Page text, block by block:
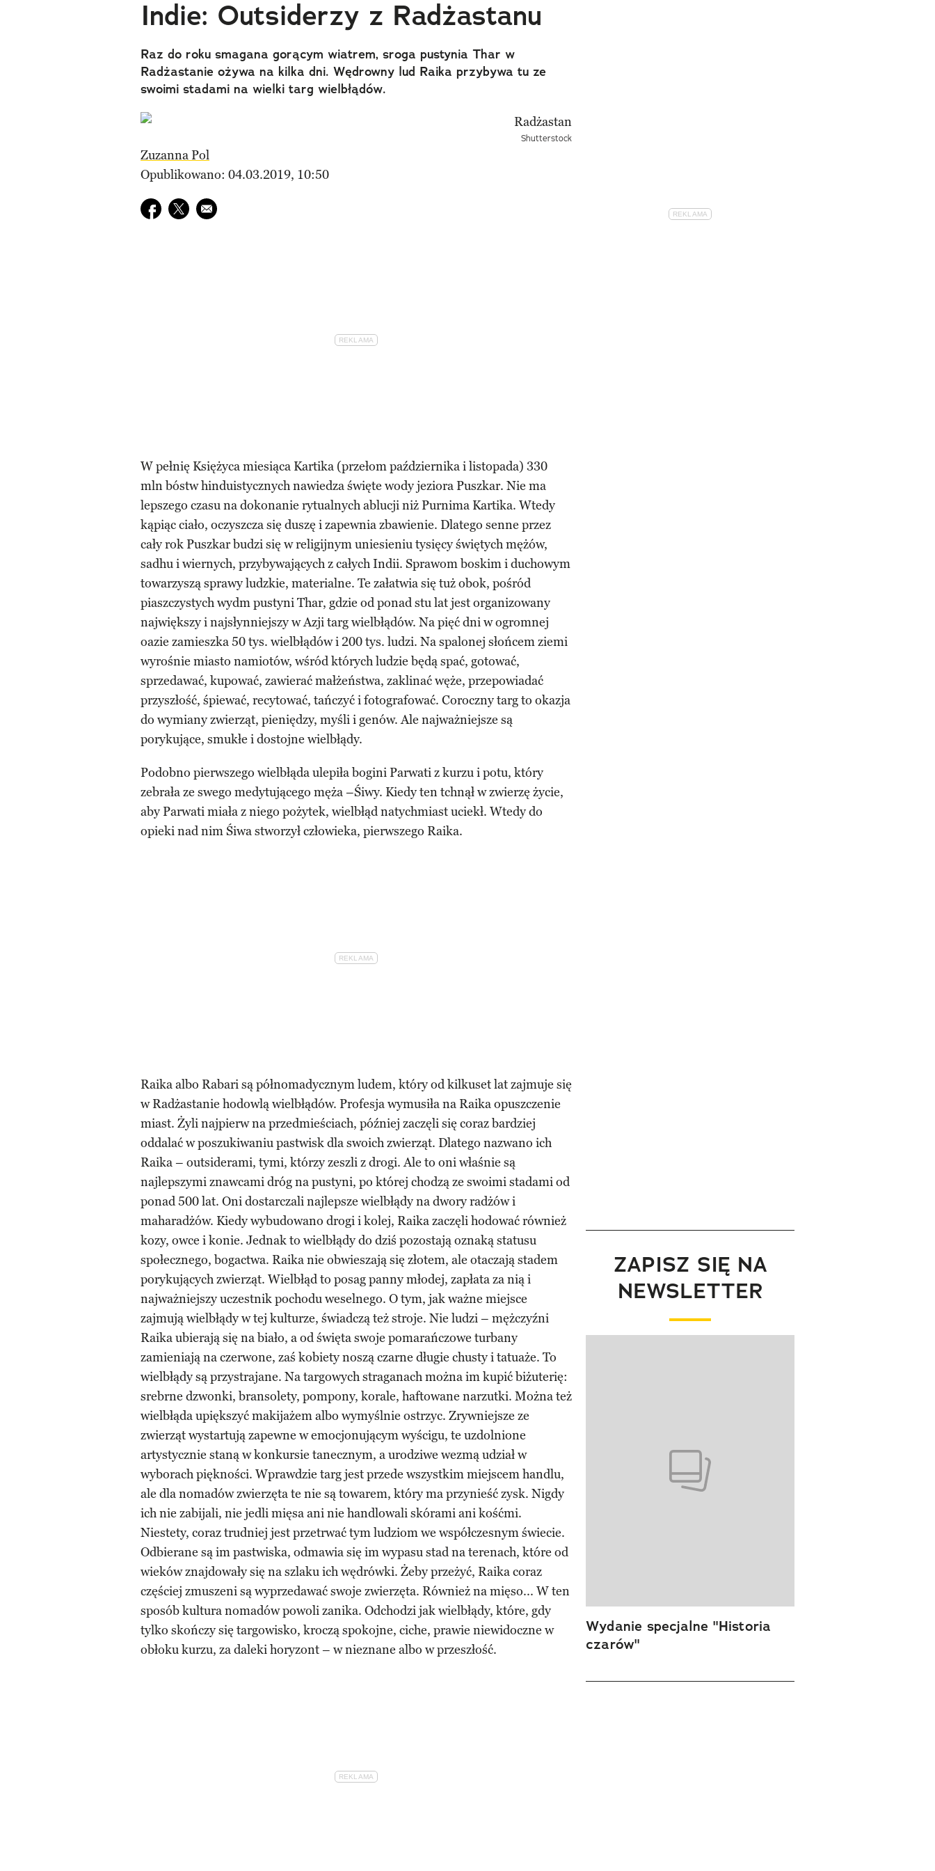
Indie: Outsiderzy z Radżastanu
Raz do roku smagana gorącym wiatrem, sroga pustynia Thar w
Radżastanie ożywa na kilka dni. Wędrowny lud Raika przybywa tu ze
swoimi stadami na wielki targ wielbłądów.
Shutterstock
Zuzanna Pol
Opublikowano: 04.03.2019, 10:50
Udostępnij na facebook
Udostępnij na twitter
E-mail do przyjaciela
W pełnię Księżyca miesiąca Kartika (przełom października i listopada) 330
mln bóstw hinduistycznych nawiedza święte wody jeziora Puszkar. Nie ma
lepszego czasu na dokonanie rytualnych ablucji niż Purnima Kartika. Wtedy
kąpiąc ciało, oczyszcza się duszę i zapewnia zbawienie. Dlatego senne przez
cały rok Puszkar budzi się w religijnym uniesieniu tysięcy świętych mężów,
sadhu i wiernych, przybywających z całych Indii. Sprawom boskim i duchowym
towarzyszą sprawy ludzkie, materialne. Te załatwia się tuż obok, pośród
piaszczystych wydm pustyni Thar, gdzie od ponad stu lat jest organizowany
największy i najsłynniejszy w Azji targ wielbłądów. Na pięć dni w ogromnej
oazie zamieszka 50 tys. wielbłądów i 200 tys. ludzi. Na spalonej słońcem ziemi
wyrośnie miasto namiotów, wśród których ludzie będą spać, gotować,
sprzedawać, kupować, zawierać małżeństwa, zaklinać węże, przepowiadać
przyszłość, śpiewać, recytować, tańczyć i fotografować. Coroczny targ to okazja
do wymiany zwierząt, pieniędzy, myśli i genów. Ale najważniejsze są
porykujące, smukłe i dostojne wielbłądy.
Podobno pierwszego wielbłąda ulepiła bogini Parwati z kurzu i potu, który
zebrała ze swego medytującego męża –Śiwy. Kiedy ten tchnął w zwierzę życie,
aby Parwati miała z niego pożytek, wielbłąd natychmiast uciekł. Wtedy do
opieki nad nim Śiwa stworzył człowieka, pierwszego Raika.
Raika albo Rabari są półnomadycznym ludem, który od kilkuset lat zajmuje się
w Radżastanie hodowlą wielbłądów. Profesja wymusiła na Raika opuszczenie
miast. Żyli najpierw na przedmieściach, później zaczęli się coraz bardziej
oddalać w poszukiwaniu pastwisk dla swoich zwierząt. Dlatego nazwano ich
Raika – outsiderami, tymi, którzy zeszli z drogi. Ale to oni właśnie są
najlepszymi znawcami dróg na pustyni, po której chodzą ze swoimi stadami od
ponad 500 lat. Oni dostarczali najlepsze wielbłądy na dwory radżów i
maharadżów. Kiedy wybudowano drogi i kolej, Raika zaczęli hodować również
kozy, owce i konie. Jednak to wielbłądy do dziś pozostają oznaką statusu
społecznego, bogactwa. Raika nie obwieszają się złotem, ale otaczają stadem
porykujących zwierząt. Wielbłąd to posag panny młodej, zapłata za nią i
najważniejszy uczestnik pochodu weselnego. O tym, jak ważne miejsce
zajmują wielbłądy w tej kulturze, świadczą też stroje. Nie ludzi – mężczyźni
Raika ubierają się na biało, a od święta swoje pomarańczowe turbany
zamieniają na czerwone, zaś kobiety noszą czarne długie chusty i tatuaże. To
wielbłądy są przystrajane. Na targowych straganach można im kupić biżuterię:
srebrne dzwonki, bransolety, pompony, korale, haftowane narzutki. Można też
wielbłąda upiększyć makijażem albo wymyślnie ostrzyc. Zrywniejsze ze
zwierząt wystartują zapewne w emocjonującym wyścigu, te uzdolnione
artystycznie staną w konkursie tanecznym, a urodziwe wezmą udział w
wyborach piękności. Wprawdzie targ jest przede wszystkim miejscem handlu,
ale dla nomadów zwierzęta te nie są towarem, który ma przynieść zysk. Nigdy
ich nie zabijali, nie jedli mięsa ani nie handlowali skórami ani kośćmi.
Niestety, coraz trudniej jest przetrwać tym ludziom we współczesnym świecie.
Odbierane są im pastwiska, odmawia się im wypasu stad na terenach, które od
wieków znajdowały się na szlaku ich wędrówki. Żeby przeżyć, Raika coraz
częściej zmuszeni są wyprzedawać swoje zwierzęta. Również na mięso... W ten
sposób kultura nomadów powoli zanika. Odchodzi jak wielbłądy, które, gdy
tylko skończy się targowisko, kroczą spokojne, ciche, prawie niewidoczne w
obłoku kurzu, za daleki horyzont – w nieznane albo w przeszłość.
ZAPISZ SIĘ NA
NEWSLETTER
Wydanie specjalne "Historia
czarów"